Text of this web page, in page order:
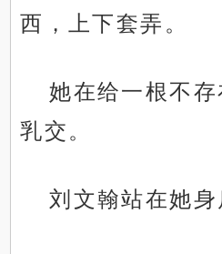
西，上下套弄。
她在给一根不存
乳交。
刘文翰站在她身